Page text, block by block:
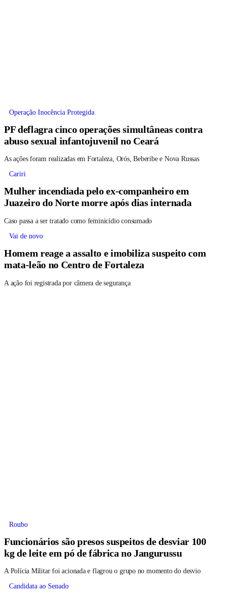
Operação Inocência Protegida
PF deflagra cinco operações simultâneas contra
abuso sexual infantojuvenil no Ceará
As ações foram realizadas em Fortaleza, Orós, Beberibe e Nova Russas
Cariri
Mulher incendiada pelo ex-companheiro em
Juazeiro do Norte morre após dias internada
Caso passa a ser tratado como feminicídio consumado
Vai de novo
Homem reage a assalto e imobiliza suspeito com
mata-leão no Centro de Fortaleza
A ação foi registrada por câmera de segurança
Roubo
Funcionários são presos suspeitos de desviar 100
kg de leite em pó de fábrica no Jangurussu
A Polícia Militar foi acionada e flagrou o grupo no momento do desvio
Candidata ao Senado